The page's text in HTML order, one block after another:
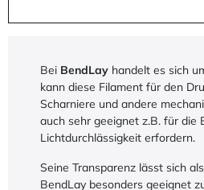
Bei BendLay handelt es sich
kann diese Filament für den
Scharniere und andere
auch sehr geeignet z.B. für die
Lichtdurchlässigkeit erfordern.
Seine Transparenz lässt sich
BendLay besonders geeignet